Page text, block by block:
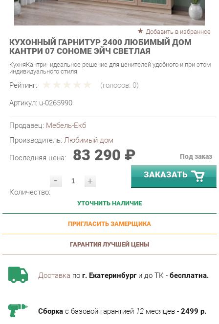
Добавить в избранное
КУХОННЫЙ ГАРНИТУР 2400 ЛЮБИМЫЙ ДОМ
КАНТРИ 07 СОНОМЕ ЭЙЧ СВЕТЛАЯ
КухняКантри- идеальное решение для ценителей удобного и при этом
Рейтинг:
Артикул: u-0265990
Производитель:Любимый дом
Последняя цена: 83 290 ₽
- ЗАКАЗАТЬ
УТОЧНИТЬ НАЛИЧИЕ
ПРИГЛАСИТЬ ЗАМЕРЩИКА
ГАРАНТИЯ ЛУЧШЕЙ ЦЕНЫ
Доставкапог. Екатеринбурги до ТК -бесплатна.